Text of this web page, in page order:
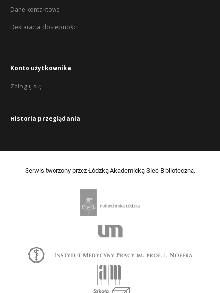
Dane kontaktowe
Deklaracja dostępności
Konto użytkownika
Zaloguj się
Historia przeglądania
Serwis tworzony przez Łódzką Akademicką Sieć Biblioteczną.